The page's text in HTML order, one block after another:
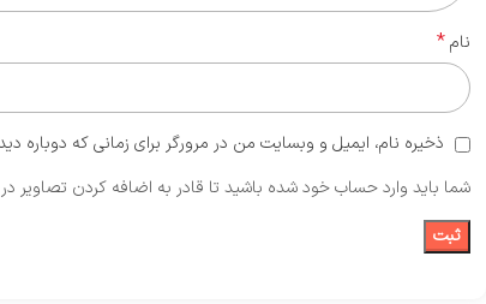
نام*
ذخیره نام، ایمیل و وبسایت من در مرورگر برای زمانی که دوباره
شما باید وارد حساب خود شده باشید تا قادر به اضافه کردن تصاویر